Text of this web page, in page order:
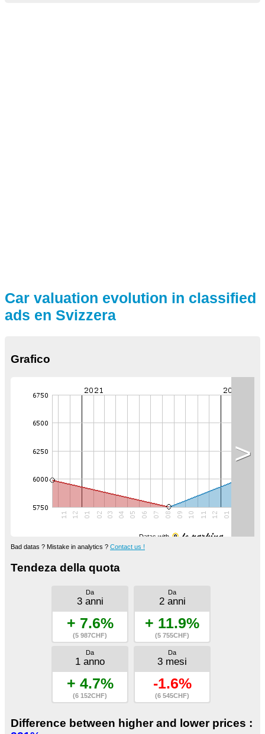
Car valuation evolution in classified
ads en Svizzera
Grafico
Datas with
>
Bad datas ? Mistake in analytics ? Contact us !
Tendeza della quota
Da
3 anni
+ 7.6%
(5 987CHF)
Da
2 anni
+ 11.9%
(5 755CHF)
Da
1 anno
+ 4.7%
(6 152CHF)
Da
3 mesi
-1.6%
(6 545CHF)
Difference between higher and lower prices :